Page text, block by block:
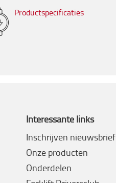
Productspecificaties
Interessante links
Inschrijven nieuwsbrief
Onze producten
Onderdelen